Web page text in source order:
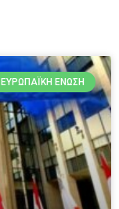
ΕΥΡΩΠΑΪΚΉ ΈΝΩΣΗ